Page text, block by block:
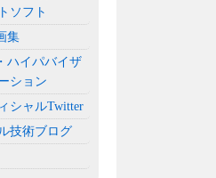
ソフト
集
ハイパバイザ
ション
シャルTwitter
技術ブログ